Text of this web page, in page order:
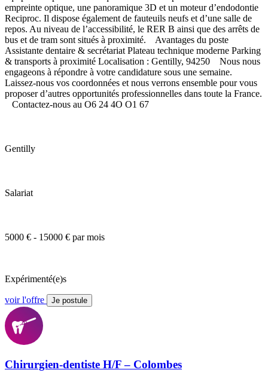
empreinte optique, une panoramique 3D et un moteur d’endodontie
Reciproc. Il dispose également de fauteuils neufs et d’une salle de
repos. Au niveau de l’accessibilité, le RER B ainsi que des arrêts de
bus et de tram sont situés à proximité. Avantages du poste
Assistante dentaire & secrétariat Plateau technique moderne Parking
& transports à proximité Localisation : Gentilly, 94250 Nous nous
engageons à répondre à votre candidature sous une semaine.
Laissez-nous vos coordonnées et nous verrons ensemble pour vous
proposer d’autres opportunités professionnelles dans toute la France.
Contactez-nous au O6 24 4O O1 67
Gentilly
Salariat
5000 € - 15000 € par mois
Expérimenté(e)s
voir l'offre Je postule
Chirurgien-dentiste H/F – Colombes